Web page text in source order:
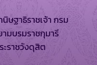
ษฐาธิราชเจ้า กรม
มบรมราชกุมารี
ราชวังดุสิต